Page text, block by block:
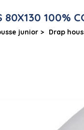
80X130 100%
junior Drap